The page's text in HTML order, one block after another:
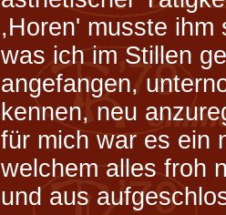
,Horen' musste ihm
was ich im Stillen
angefangen,
kennen, neu
für mich war es ein
welchem alles froh
und aus